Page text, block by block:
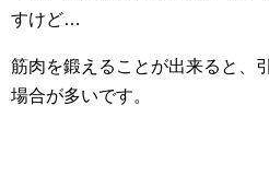
すけど…
筋肉を鍛えることが出来ると、
場合が多いです。